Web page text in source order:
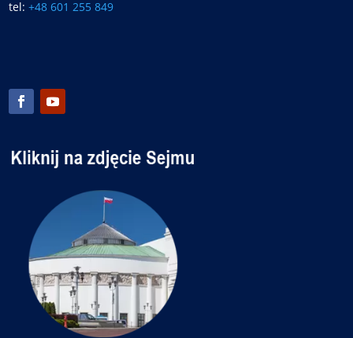
tel:+48 601 255 849